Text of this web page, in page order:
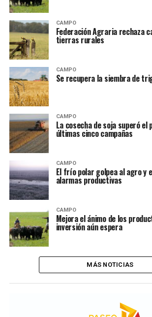
CAMPO
Federación Agraria rechaza
tierras rurales
CAMPO
Se recupera la siembra de
CAMPO
La cosecha de soja superó el
últimas cinco campañas
CAMPO
El frío polar golpea al agro y
alarmas productivas
CAMPO
Mejora el ánimo de los
inversión aún espera
MÁS NOTICIAS